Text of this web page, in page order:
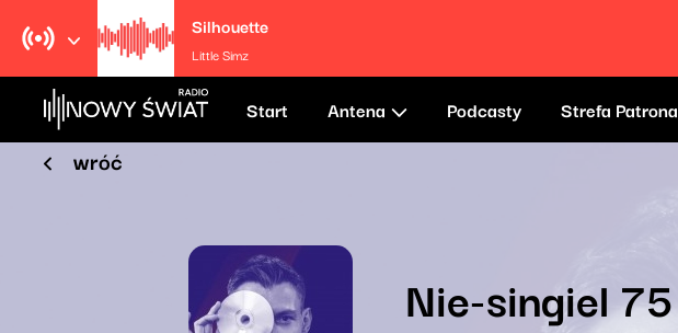
Silhouette
Little Simz
Start Antena Podcasty Strefa Patrona
wróć
Nie-singiel 75